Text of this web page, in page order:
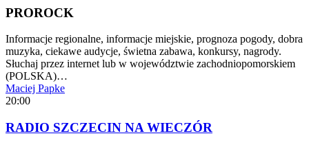
PROROCK
Informacje regionalne, informacje miejskie, prognoza pogody, dobra
muzyka, ciekawe audycje, świetna zabawa, konkursy, nagrody.
Słuchaj przez internet lub w województwie zachodniopomorskiem
(POLSKA)…
Maciej Papke
20:00
RADIO SZCZECIN NA WIECZÓR